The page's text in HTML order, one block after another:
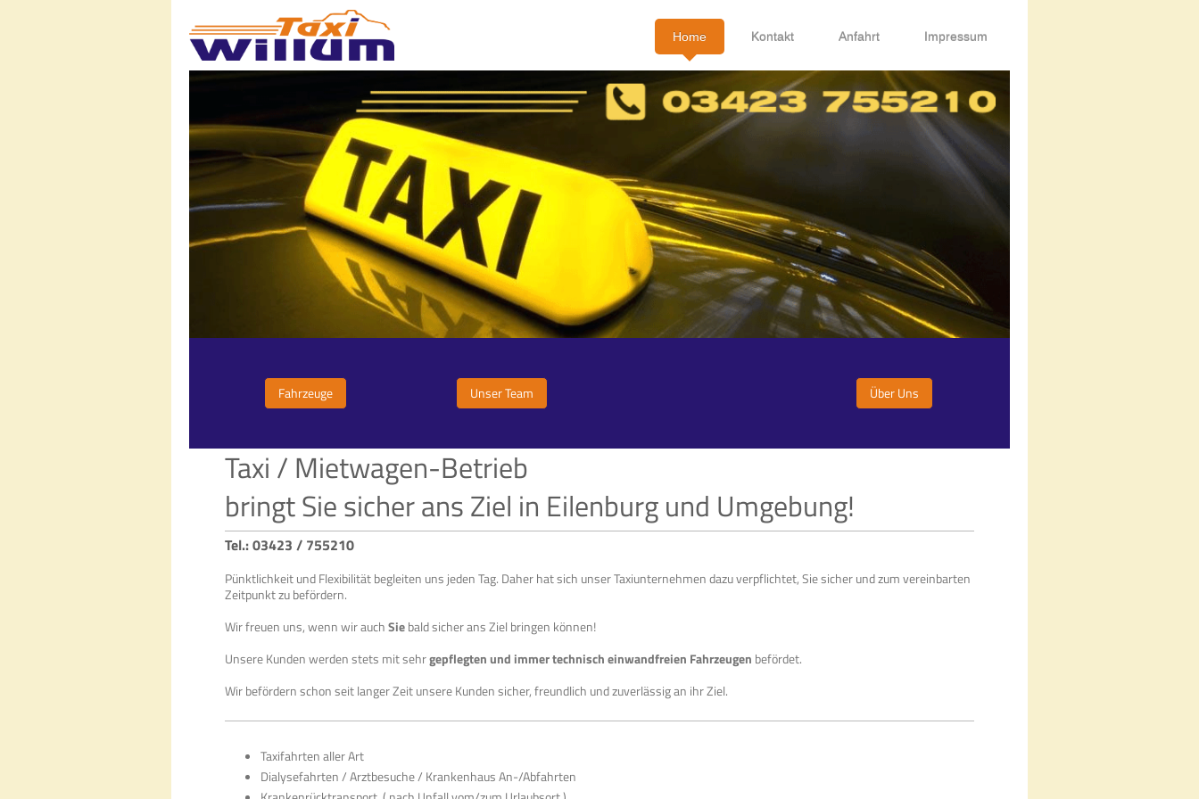
Home Kontakt Anfahrt Impressum
Fahrzeuge Unser Team Über Uns
Taxi / Mietwagen-Betrieb
bringt Sie sicher ans Ziel in Eilenburg und Umgebung!
Tel.: 03423 / 755210
Pünktlichkeit und Flexibilität begleiten uns jeden Tag. Daher hat sich unser Taxiunternehmen dazu verpflichtet, Sie sicher und zum vereinbarten
Zeitpunkt zu befördern.
Wir freuen uns, wenn wir auchSiebald sicher ans Ziel bringen können!
Unsere Kunden werden stets mit sehrgepflegten und immer technisch einwandfreien Fahrzeugen befördet.
Wir befördern schon seit langer Zeit unsere Kunden sicher, freundlich und zuverlässig an ihr Ziel.
Taxifahrten aller Art
Dialysefahrten / Arztbesuche / Krankenhaus An-/Abfahrten